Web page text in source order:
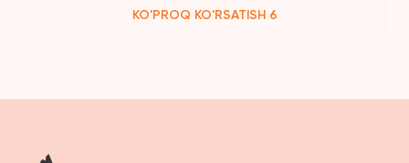
KO'PROQ KO'RSATISH 6